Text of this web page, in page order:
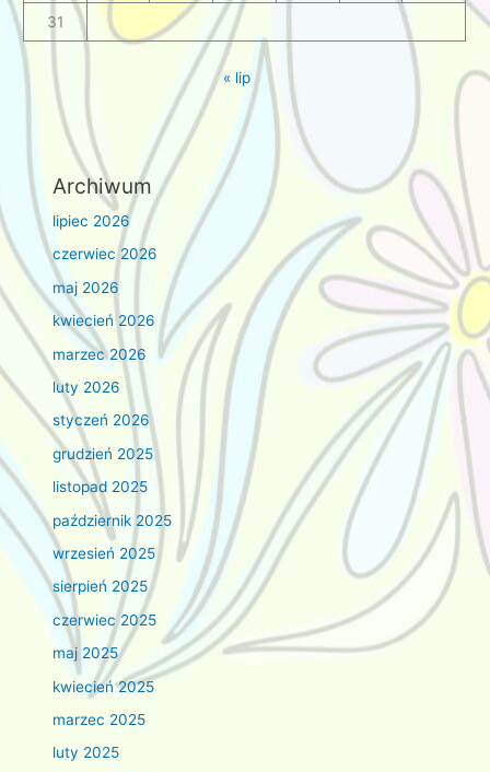
31
« lip
Archiwum
lipiec 2026
czerwiec 2026
maj 2026
kwiecień 2026
marzec 2026
luty 2026
styczeń 2026
grudzień 2025
listopad 2025
październik 2025
wrzesień 2025
sierpień 2025
czerwiec 2025
maj 2025
kwiecień 2025
marzec 2025
luty 2025